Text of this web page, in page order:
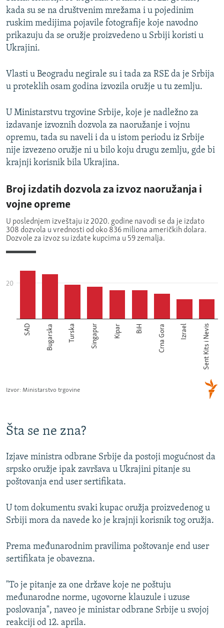
kada su se na društvenim mrežama i u pojedinim
ruskim medijima pojavile fotografije koje navodno
prikazuju da se oružje proizvedeno u Srbiji koristi u
Ukrajini.
Vlasti u Beogradu negirale su i tada za RSE da je Srbija
u proteklih osam godina izvozila oružje u tu zemlju.
U Ministarstvu trgovine Srbije, koje je nadležno za
izdavanje izvoznih dozvola za naoružanje i vojnu
opremu, tada su naveli i da u istom periodu iz Srbije
nije izvezeno oružje ni u bilo koju drugu zemlju, gde bi
krajnji korisnik bila Ukrajina.
Šta se ne zna?
Izjave ministra odbrane Srbije da postoji mogućnost da
srpsko oružje ipak završava u Ukrajini pitanje su
poštovanja end user sertifikata.
U tom dokumentu svaki kupac oružja proizvedenog u
Srbiji mora da navede ko je krajnji korisnik tog oružja.
Prema međunarodnim pravilima poštovanje end user
sertifikata je obavezna.
"To je pitanje za one države koje ne poštuju
međunarodne norme, ugovorne klauzule i uzuse
poslovanja", naveo je ministar odbrane Srbije u svojoj
reakciji od 12. aprila.